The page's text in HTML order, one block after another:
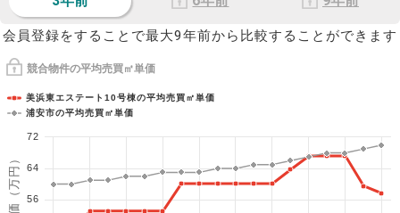
会員登録をすることで最大9年前から比較することができます
競合物件の平均売買㎡単価
美浜東エステート10号棟の平均売買㎡単価
浦安市の平均売買㎡単価
56
64
72